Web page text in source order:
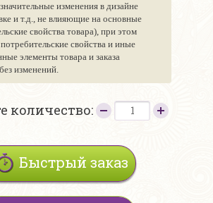
изменения в дизайне
и т.д., не влияющие на основные
свойства товара), при этом
свойства и иные
элементы товара и заказа
изменений.
количество:
Быстрый заказ